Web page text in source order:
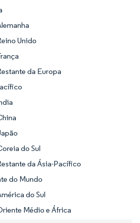
Unido
da Europa
do Sul
da Ásia-Pacífico
do Mundo
do Sul
Médio e África